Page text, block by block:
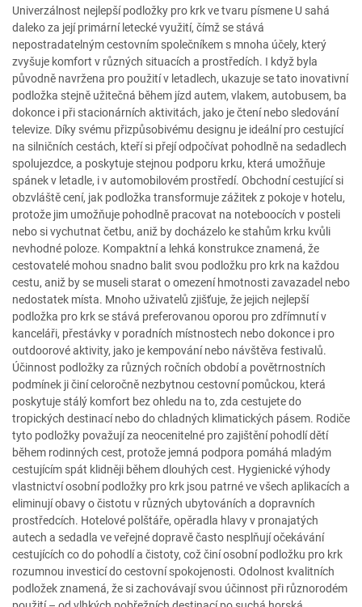
Univerzálnost nejlepší podložky pro krk ve tvaru písmene U sahá
daleko za její primární letecké využití, čímž se stává
nepostradatelným cestovním společníkem s mnoha účely, který
zvyšuje komfort v různých situacích a prostředích. I když byla
původně navržena pro použití v letadlech, ukazuje se tato inovativní
podložka stejně užitečná během jízd autem, vlakem, autobusem, ba
dokonce i při stacionárních aktivitách, jako je čtení nebo sledování
televize. Díky svému přizpůsobivému designu je ideální pro cestující
na silničních cestách, kteří si přejí odpočívat pohodlně na sedadlech
spolujezdce, a poskytuje stejnou podporu krku, která umožňuje
spánek v letadle, i v automobilovém prostředí. Obchodní cestující si
obzvláště cení, jak podložka transformuje zážitek z pokoje v hotelu,
protože jim umožňuje pohodlně pracovat na noteboocích v posteli
nebo si vychutnat četbu, aniž by docházelo ke stahům krku kvůli
nevhodné poloze. Kompaktní a lehká konstrukce znamená, že
cestovatelé mohou snadno balit svou podložku pro krk na každou
cestu, aniž by se museli starat o omezení hmotnosti zavazadel nebo
nedostatek místa. Mnoho uživatelů zjišťuje, že jejich nejlepší
podložka pro krk se stává preferovanou oporou pro zdřímnutí v
kanceláři, přestávky v poradních místnostech nebo dokonce i pro
outdoorové aktivity, jako je kempování nebo návštěva festivalů.
Účinnost podložky za různých ročních období a povětrnostních
podmínek ji činí celoročně nezbytnou cestovní pomůckou, která
poskytuje stálý komfort bez ohledu na to, zda cestujete do
tropických destinací nebo do chladných klimatických pásem. Rodiče
tyto podložky považují za neocenitelné pro zajištění pohodlí dětí
během rodinných cest, protože jemná podpora pomáhá mladým
cestujícím spát klidněji během dlouhých cest. Hygienické výhody
vlastnictví osobní podložky pro krk jsou patrné ve všech aplikacích a
eliminují obavy o čistotu v různých ubytováních a dopravních
prostředcích. Hotelové polštáře, opěradla hlavy v pronajatých
autech a sedadla ve veřejné dopravě často nesplňují očekávání
cestujících co do pohodlí a čistoty, což činí osobní podložku pro krk
rozumnou investicí do cestovní spokojenosti. Odolnost kvalitních
podložek znamená, že si zachovávají svou účinnost při různorodém